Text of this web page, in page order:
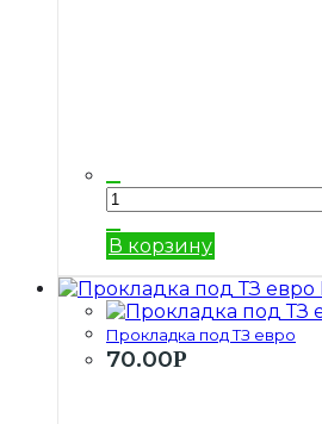
В корзину
Прокладка под ТЗ евро
70.00Р